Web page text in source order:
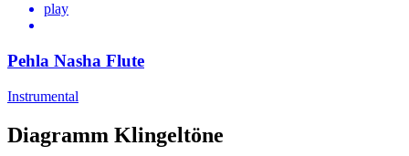
play
Pehla Nasha Flute
Instrumental
Diagramm Klingeltöne